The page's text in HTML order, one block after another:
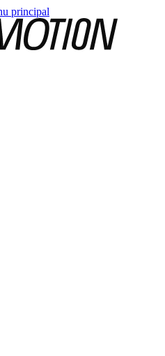
principal